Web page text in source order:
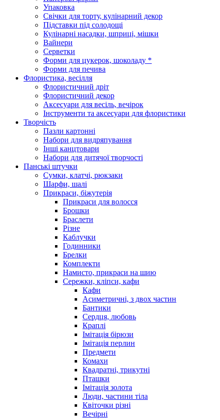
Упаковка
Свічки для торту, кулінарний декор
Підставки під солодощі
Кулінарні насадки, шприці, мішки
Вайнери
Серветки
Форми для цукерок, шоколаду *
Форми для печива
Флористика, весілля
Флористичний дріт
Флористичний декор
Аксесуари для весіль, вечірок
Інструменти та аксесуари для флористики
Творчість
Пазли картонні
Набори для видряпування
Інші канцтовари
Набори для дитячої творчості
Панські штучки
Сумки, клатчі, рюкзаки
Шарфи, шалі
Прикраси, біжутерія
Прикраси для волосся
Брошки
Браслети
Різне
Каблучки
Годинники
Брелки
Комплекти
Намисто, прикраси на шию
Сережки, кліпси, кафи
Кафи
Асиметричні, з двох частин
Бантики
Сердця, любовь
Краплі
Імітація бірюзи
Імітація перлин
Предмети
Комахи
Квадратні, трикутні
Пташки
Імітація золота
Люди, частини тіла
Квіточки різні
Вечірні